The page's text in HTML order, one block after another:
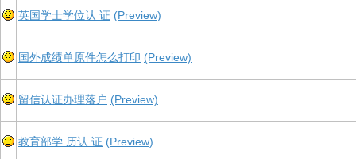
英国学士学位认 证 (Preview)
国外成绩单原件怎么打印 (Preview)
留信认证办理落户 (Preview)
教育部学 历认 证 (Preview)